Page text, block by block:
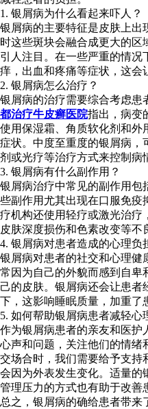
1. 银屑病为什么看起来吓人？
银屑病的主要特征是皮肤上出
时这些斑块会融合成更大的区
引人注目。在一些严重的情
痒，出血和疼痛等症状，这会
2. 银屑病怎么治疗？
银屑病的治疗需要综合考虑患
都治疗牛皮癣医院指出，病变
使用保湿霜、角质软化剂和外
症状。中度至重度的银屑病，
剂或光疗等治疗方式来控制病
3. 银屑病有什么副作用？
银屑病治疗中常见的副作用包
些副作用尤其出现在口服免疫
疗机构还使用轻疗或激光治疗
皮肤深度损伤和色素改变等不
4. 银屑病对患者造成的心理负
银屑病对患者的社交和心理健
常因为自己的外貌而感到自卑
己的皮肤。银屑病还会让患
下，这影响睡眠质量，加重了
5. 如何帮助银屑病患者减轻心
作为银屑病患者的亲友和医护
心声和问题，关注他们的情绪
交场合时，我们需要给予支持
会因为外表发生变化。适量的
管理压力的方式也有助于改善
总之，银屑病的确给患者带来